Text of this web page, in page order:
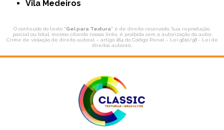
Vila Medeiros
O conteúdo do texto "Gel para Textura" é de direito reservado. Sua reprodução,
parcial ou total, mesmo citando nossos links, é proibida sem a autorização do autor.
Crime de violação de direito autoral – artigo 184 do Código Penal – Lei 9610/98 - Lei de
direitos autorais